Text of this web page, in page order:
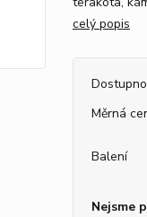
celý popis
Měrná
Balení
Nejsme